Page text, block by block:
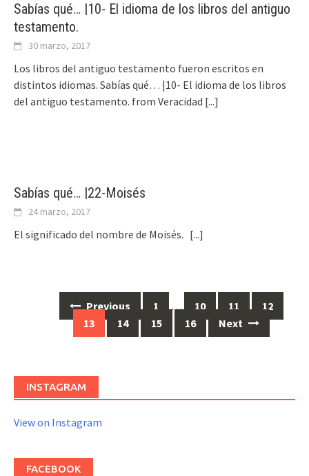
Sabías qué… |10- El idioma de los libros del antiguo
testamento.
30 marzo, 2017
Los libros del antiguo testamento fueron escritos en
distintos idiomas. Sabías qué… |10- El idioma de los libros
del antiguo testamento. from Veracidad [...]
Sabías qué… |22-Moisés
24 marzo, 2017
El significado del nombre de Moisés. [...]
navigation
Previous 1 … 10 11
12
13
14 15 16 Next
INSTAGRAM
View on Instagram
FACEBOOK